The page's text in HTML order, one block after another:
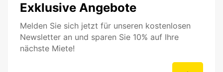
Exklusive Angebote
Melden Sie sich jetzt für unseren kostenlosen
Newsletter an und sparen Sie 10% auf Ihre
nächste Miete!